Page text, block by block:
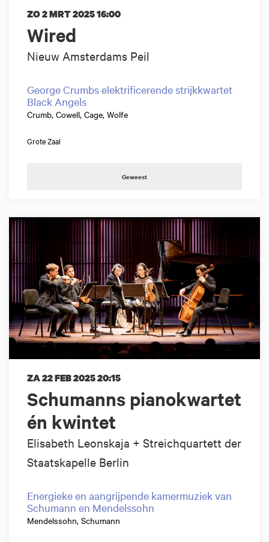
Wired
Nieuw Amsterdams Peil
ZO 2 MRT 202516:00
George Crumbs elektrificerende strijkkwartet
Black Angels
Crumb, Cowell, Cage, Wolfe
Grote Zaal
Geweest
Schumanns pianokwartet
én kwintet
Elisabeth Leonskaja + Streichquartett der
Staatskapelle Berlin
ZA 22 FEB 202520:15
Energieke en aangrijpende kamermuziek van
Schumann en Mendelssohn
Mendelssohn, Schumann